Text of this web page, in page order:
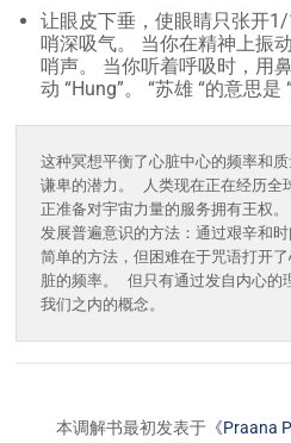
让眼皮下垂，使眼睛只张开
哨深吸气。 当你在精神上振
哨声。 当你听着呼吸时，用
动 “Hung”。 “苏雄 “的意思是
这种冥想平衡了心脏中心的频率和
谦卑的潜力。 人类现在正在经历全
正准备对宇宙力量的服务拥有王权
发展普遍意识的方法：通过艰辛和
简单的方法，但困难在于咒语打开
脏的频率。 但只有通过发自内心的
我们之内的概念。
本调解书最初发表于 《Praana